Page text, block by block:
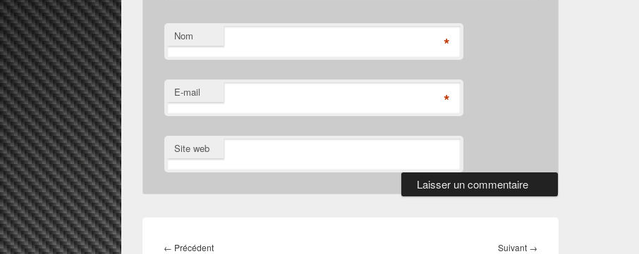
Nom *
E-mail *
Site web
de
← PrécédentArticle Suivant →